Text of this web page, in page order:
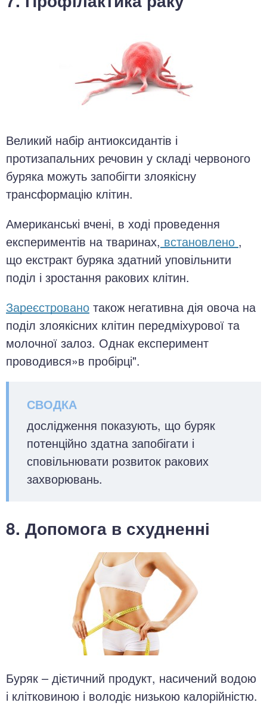
Великий набір антиоксидантів і
протизапальних речовин у складі червоного
буряка можуть запобігти злоякісну
трансформацію клітин.
Американські вчені, в ході проведення
експериментів на тваринах, встановлено ,
що екстракт буряка здатний уповільнити
поділ і зростання ракових клітин.
Зареєстровано також негативна дія овоча на
поділ злоякісних клітин передміхурової та
молочної залоз. Однак експеримент
проводився»в пробірці".
дослідження показують, що буряк
потенційно здатна запобігати і
сповільнювати розвиток ракових
захворювань.
8. Допомога в схудненні
Буряк – дієтичний продукт, насичений водою
і клітковиною і володіє низькою калорійністю.